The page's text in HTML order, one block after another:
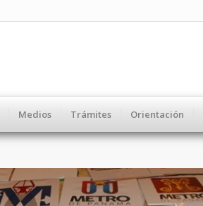
Medios Trámites Orientación